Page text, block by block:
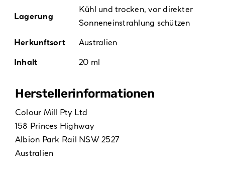
Lagerung
Kühl und trocken, vor direkter
Sonneneinstrahlung schützen
Herkunftsort
Australien
Inhalt
20 ml
Hersteller­informationen
Colour Mill Pty Ltd
158 Princes Highway
Albion Park Rail NSW 2527
Australien